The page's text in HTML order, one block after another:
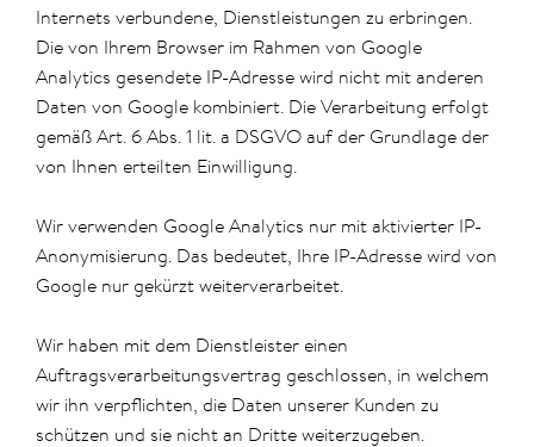
Internets verbundene, Dienstleistungen zu erbringen.
Die von Ihrem Browser im Rahmen von Google
Analytics gesendete IP-Adresse wird nicht mit anderen
Daten von Google kombiniert. Die Verarbeitung erfolgt
gemäß Art. 6 Abs. 1 lit. a DSGVO auf der Grundlage der
von Ihnen erteilten Einwilligung.
Wir verwenden Google Analytics nur mit aktivierter IP-
Anonymisierung. Das bedeutet, Ihre IP-Adresse wird von
Google nur gekürzt weiterverarbeitet.
Wir haben mit dem Dienstleister einen
Auftragsverarbeitungsvertrag geschlossen, in welchem
wir ihn verpflichten, die Daten unserer Kunden zu
schützen und sie nicht an Dritte weiterzugeben.